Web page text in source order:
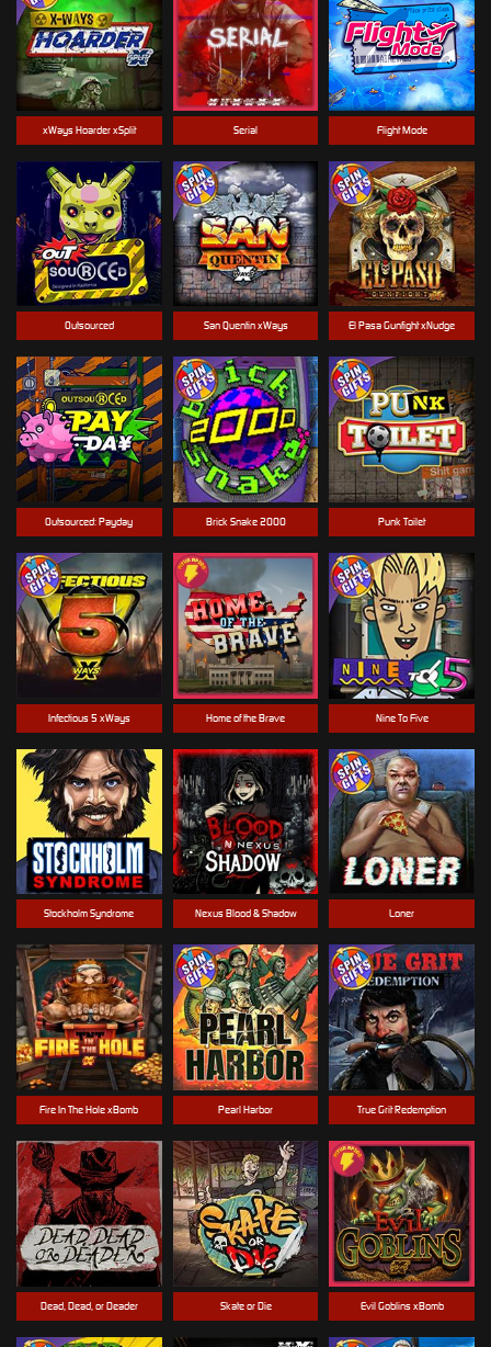
Nexus Blood & Shadow
Dead, Dead, or Deader
Home of the Brave
Skate or Die
Stockholm Syndrome
Outsourced
Loner
Outsourced: Payday
Fire In The Hole xBomb
Nine To Five
El Pasa Gunfight xNudge
Brick Snake 2000
Flight Mode
Evil Goblins xBomb
San Quentin xWays
Serial
Punk Toilet
Pearl Harbor
Infectious 5 xWays
True Grit Redemption
xWays Hoarder xSplit